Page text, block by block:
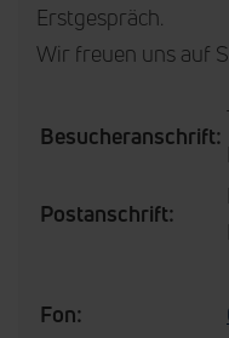
Erstgespräch.
Wir freuen uns auf
Besucheranschrift:
Postanschrift:
Fon: